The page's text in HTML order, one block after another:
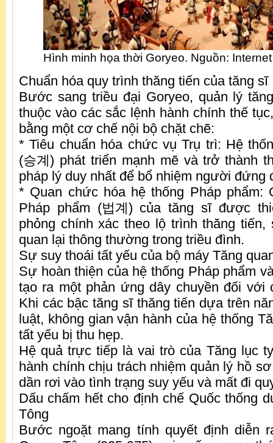
Hình minh họa thời Goryeo. Nguồn: Internet
Chuẩn hóa quy trình thăng tiến của tăng sĩ
Bước sang triều đại Goryeo, quản lý
thuộc vào các sắc lệnh hành chính thế
bằng một cơ chế nội bộ chặt chẽ:
* Tiêu chuẩn hóa chức vụ Trụ trì: Hệ
(승계) phát triển mạnh mẽ và trở thành
pháp lý duy nhất để bổ nhiệm người đứng
* Quan chức hóa hệ thống Pháp phẩm:
Pháp phẩm (법계) của tăng sĩ được
phỏng chính xác theo lộ trình thăng tiến,
quan lại thông thường trong triều đình.
Sự suy thoái tất yếu của bộ máy Tăng
Sự hoàn thiện của hệ thống Pháp phẩm
tạo ra một phản ứng dây chuyền đối với
Khi các bậc tăng sĩ thăng tiến dựa trên
luật, không gian vận hành của hệ thống
tất yếu bị thu hẹp.
Hệ quả trực tiếp là vai trò của Tăng lục
hành chính chịu trách nhiệm quản lý hồ
dần rơi vào tình trạng suy yếu và mất đi
Dấu chấm hết cho định chế Quốc thống
Tông
Bước ngoặt mang tính quyết định diễn